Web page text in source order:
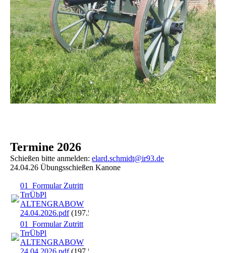
Termine 2026
Schießen bitte anmelden: elard.schmidt@ir93.de
24.04.26 Übungsschießen Kanone
01_Formular Zutritt
TrrÜbPl
ALTENGRABOW
24.04.2026.pdf(197.56KB)
01_Formular Zutritt
TrrÜbPl
ALTENGRABOW